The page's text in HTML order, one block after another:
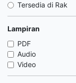
Tersedia di Rak
Lampiran
PDF
Audio
Video